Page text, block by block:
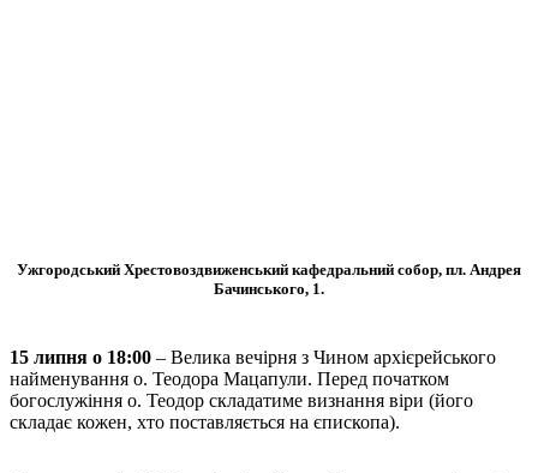
Ужгородський Хрестовоздвиженський кафедральний собор, пл. Андрея
Бачинського, 1.
15 липня о 18:00 – Велика вечірня з Чином архієрейського
найменування о. Теодора Мацапули. Перед початком
богослужіння о. Теодор складатиме визнання віри (його
складає кожен, хто поставляється на єпископа).